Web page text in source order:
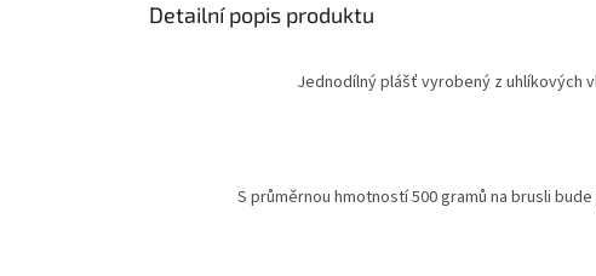
Detailní popis produktu
Jednodílný plášť vyrobený z uhlíkových
S průměrnou hmotností 500 gramů na brusli